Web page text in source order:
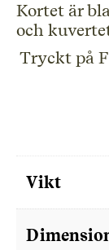
Kortet är
och
Tryckt på
Vikt